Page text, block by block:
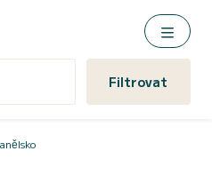
Filtrovat